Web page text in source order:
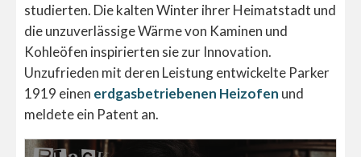
studierten. Die kalten Winter ihrer Heimatstadt und
die unzuverlässige Wärme von Kaminen und
Kohleöfen inspirierten sie zur Innovation.
Unzufrieden mit deren Leistung entwickelte Parker
1919 einen erdgasbetriebenen Heizofen und
meldete ein Patent an.